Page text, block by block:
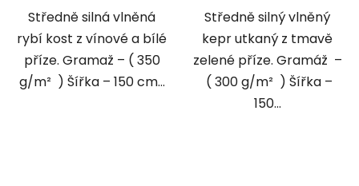
Středně silná vlněná
rybí kost z vínové a bílé
příze. Gramaž – ( 350
g/m² ) Šířka – 150 cm...
Středně silný vlněný
kepr utkaný z tmavě
zelené příze. Gramáž –
( 300 g/m² ) Šířka –
150...